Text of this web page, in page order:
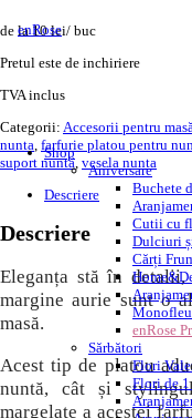
Shop
Aniversare
Buchete
Cutii cu
Dulciuri
Cărți
enRose
Sărbători
Flori
Flori de
de la 10 lei/ buc
Pretul este de inchiriere
TVA inclus
Categorii: Accesorii pentru masă
nunta farfurie platou pentru
suport nuntă vesela nunta
Descriere
Descriere
Eleganța stă în
margine aurie sunt o
masă.
Acest tip de platou
nuntă, cât și
margelate a acestei